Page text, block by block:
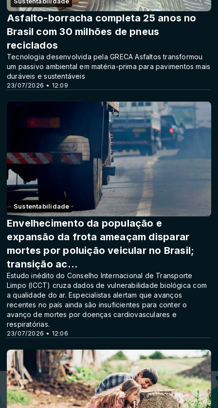
23/07/2026 • 12:09
Asfalto-borracha completa 25 anos no
Brasil com 30 milhões de pneus
reciclados
Tecnologia desenvolvida pela GRECA Asfaltos transformou
um passivo ambiental em matéria-prima para pavimentos mais
duráveis e sustentáveis
Sustentabilidade
23/07/2026 • 12:06
Envelhecimento da população e
expansão da frota ameaçam disparar
mortes por poluição veicular no Brasil;
transição ac...
Estudo inédito do Conselho Internacional de Transporte
Limpo (ICCT) cruza dados de vulnerabilidade biológica com
a qualidade do ar. Especialistas alertam que avanços
recentes no país ainda são insuficientes para conter o
avanço de mortes por doenças cardiovasculares e
respiratórias.